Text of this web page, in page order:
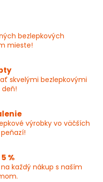
bezlepkových
mieste!
skvelými bezlepkovými
výrobky vo väčších
%
každý nákup s naším